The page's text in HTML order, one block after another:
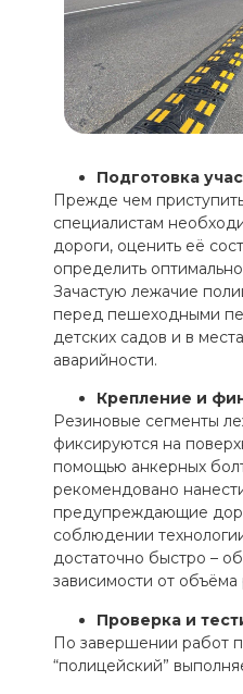
Подготовка
Прежде чем
специалистам
дороги, оценить её
определить
Зачастую лежачие
перед пешеходными
детских садов и в
аварийности.
Крепление и
Резиновые сегменты
фиксируются на
помощью анкерных
рекомендовано
предупреждающие
соблюдении
достаточно быстро –
зависимости от объёма
Проверка и
По завершении работ
“полицейский”